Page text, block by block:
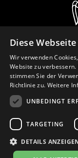
Diese
Wir verwenden
Website zu
stimmen Sie der
Richtlinie zu. Weitere
UNBEDINGT
TARGETING
DETAILS